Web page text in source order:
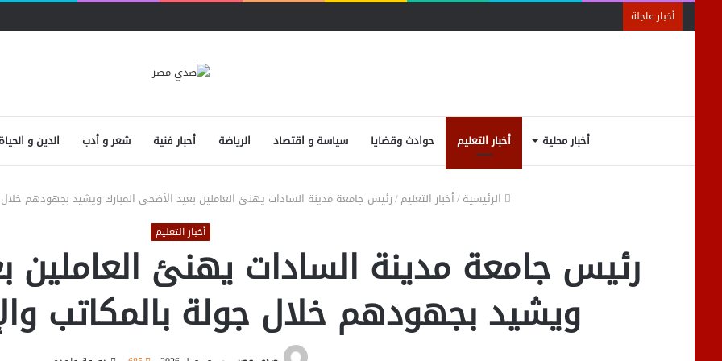
أخبار عاجلة
أخبار محلية أخبار التعليم حوادث وقضايا سياسة و اقتصاد الرياضة أحبار فنية شعر و أدب الدين و الحياة
الرئيسية/أخبار التعليم/رئيس جامعة مدينة السادات يهنئ العاملين بعيد الأضحى المبارك ويشيد بجهودهم خلال
أخبار التعليم
رئيس جامعة مدينة السادات يهنئ العاملين
ويشيد بجهودهم خلال جولة بالمكاتب